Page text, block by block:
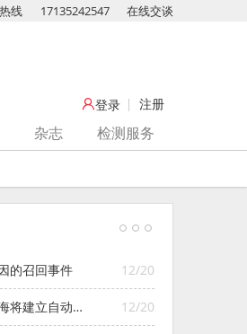
线 17135242547 在线交谈
登录 注册
杂志
检测服务
12/20
的召回事件
12/20
将建立自动化